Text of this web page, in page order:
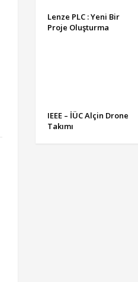
Lenze PLC : Yeni Bir
Proje Oluşturma
IEEE – İÜC Alçin Drone
Takımı